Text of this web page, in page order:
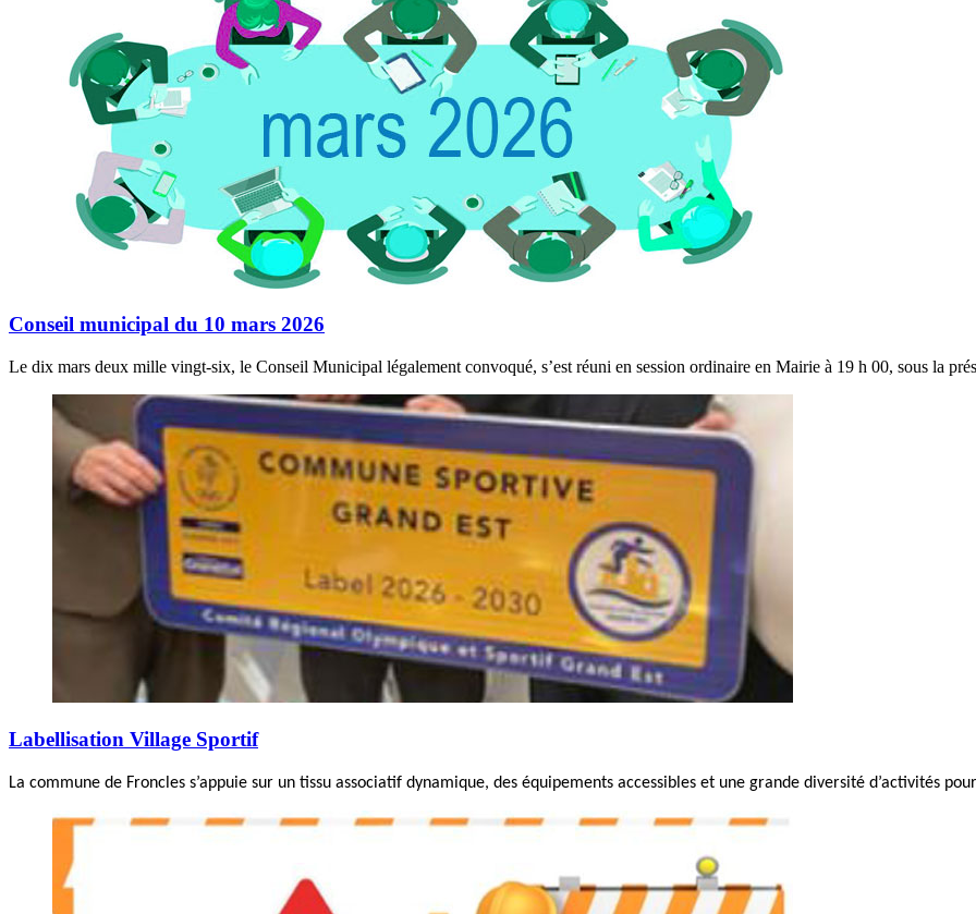
Conseil municipal du 10 mars 2026
Le dix mars deux mille vingt-six, le Conseil Municipal légalement convoqué, s’est réuni en session ordinaire en Mairie à 19 h 00, sous la
Labellisation Village Sportif
La commune de Froncles s’appuie sur un tissu associatif dynamique, des équipements accessibles et une grande diversité d’activités